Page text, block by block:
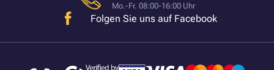
Mo.-Fr. 08:00-16:00 Uhr
Folgen Sie uns auf Facebook